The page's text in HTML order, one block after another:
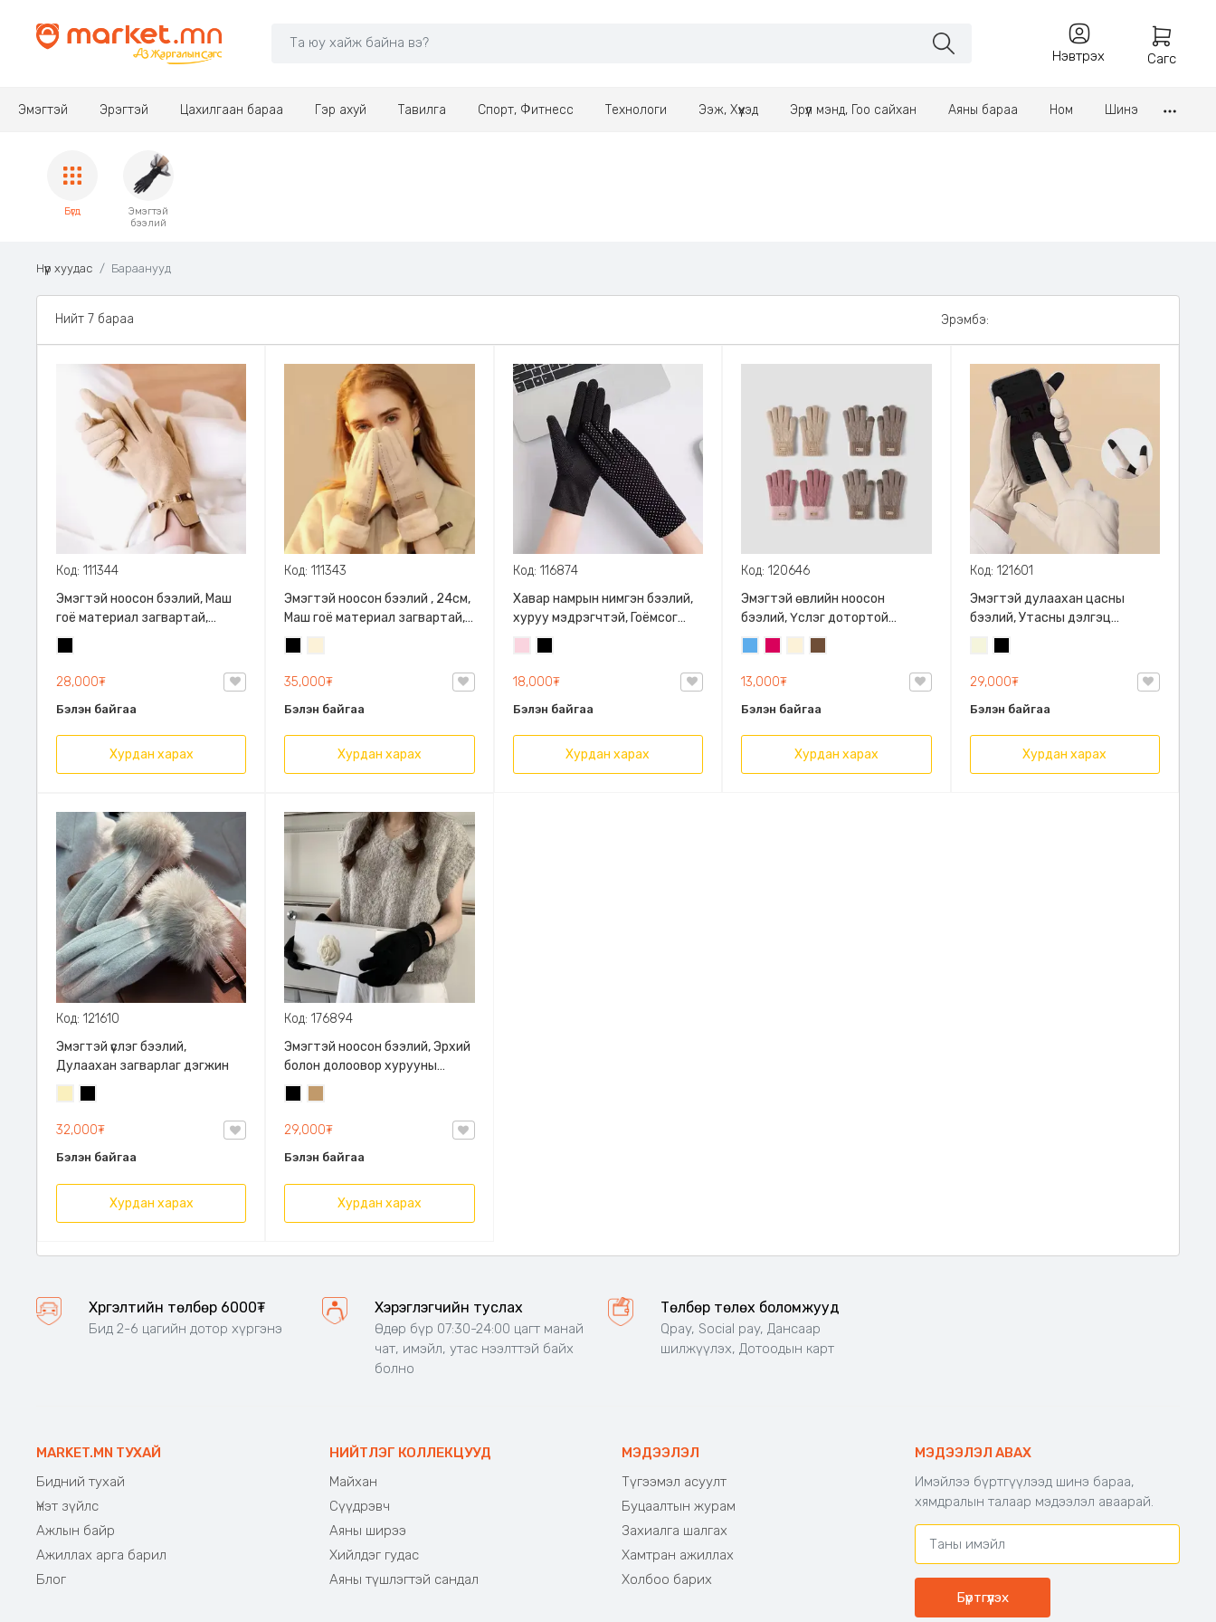
Нэвтрэх Сагс
Эмэгтэй Эрэгтэй Цахилгаан бараа Гэр ахуй Тавилга Спорт, Фитнесс Технологи Ээж, Хүүхэд Эрүүл мэнд, Гоо сайхан Аяны бараа Ном Шинэ
Бүгд
Эмэгтэй
бээлий
Нүүр хуудас Бараанууд
Нийт 7 бараа Эрэмбэ:
Код: 111344
Эмэгтэй ноосон бээлий, Маш
гоё материал загвартай,
дулаахан дотортой таны
гарын дааруулахгүй
28,000₮
Бэлэн байгаа
Хурдан харах
Код: 111343
Эмэгтэй ноосон бээлий , 24см,
Маш гоё материал загвартай,
дулаахан дотортой таны
гарын дааруулахгүй
35,000₮
Бэлэн байгаа
Хурдан харах
Код: 116874
Хавар намрын нимгэн бээлий,
хуруу мэдрэгчтэй, Гоёмсог
материалтай салхи нэвтрүүлдэг
18,000₮
Бэлэн байгаа
Хурдан харах
Код: 120646
Эмэгтэй өвлийн ноосон
бээлий, Үслэг дотортой
өнгөлөг загвартай
13,000₮
Бэлэн байгаа
Хурдан харах
Код: 121601
Эмэгтэй дулаахан цасны
бээлий, Утасны дэлгэц
мэдрэгчтэй, Free Size, Ноосон
даавуун материалтай, Гарын
хэмжээгээр сунадаг, цас
/
Бэйж/
29,000₮
Бэлэн байгаа
Хурдан харах
Код: 121610
Эмэгтэй үслэг бээлий,
Дулаахан загварлаг дэгжин
Блонд/
32,000₮
Бэлэн байгаа
Хурдан харах
Код: 176894
Эмэгтэй ноосон бээлий, Эрхий
болон долоовор хурууны
хэсэгт онгорхойтой
29,000₮
Бэлэн байгаа
Хурдан харах
Хүргэлтийн төлбөр 6000₮
Бид 2-6 цагийн дотор хүргэнэ
Хэрэглэгчийн туслах
Өдөр бүр 07:30-24:00 цагт манай
чат, имэйл, утас нээлттэй байх
болно
Төлбөр төлөх боломжууд
Qpay, Social pay, Дансаар
шилжүүлэх, Дотоодын карт
MARKET.MN ТУХАЙ
Бидний тухай
Үнэт зүйлс
Ажлын байр
Ажиллах арга барил
Блог
НИЙТЛЭГ КОЛЛЕКЦУУД
Майхан
Сүүдрэвч
Аяны ширээ
Хийлдэг гудас
Аяны түшлэгтэй сандал
МЭДЭЭЛЭЛ
Түгээмэл асуулт
Буцаалтын журам
Захиалга шалгах
Хамтран ажиллах
Холбоо барих
МЭДЭЭЛЭЛ АВАХ
Имэйлээ бүртгүүлээд шинэ бараа,
хямдралын талаар мэдээлэл аваарай.
Бүртгүүлэх